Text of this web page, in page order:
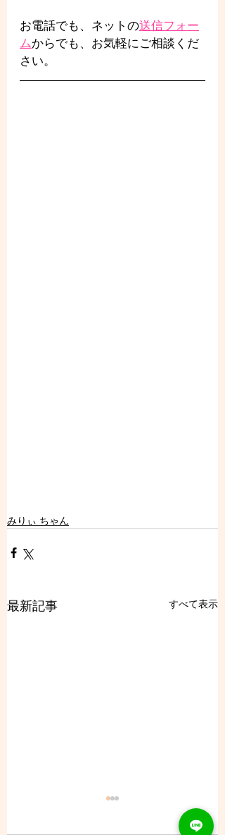
お電話でも、ネットの送信フォー
ムからでも、お気軽にご相談くだ
さい。
みりぃ ちゃん
最新記事 すべて表示